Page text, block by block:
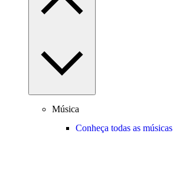
Música
Conheça todas as músicas